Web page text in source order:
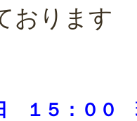
おります
１５：０